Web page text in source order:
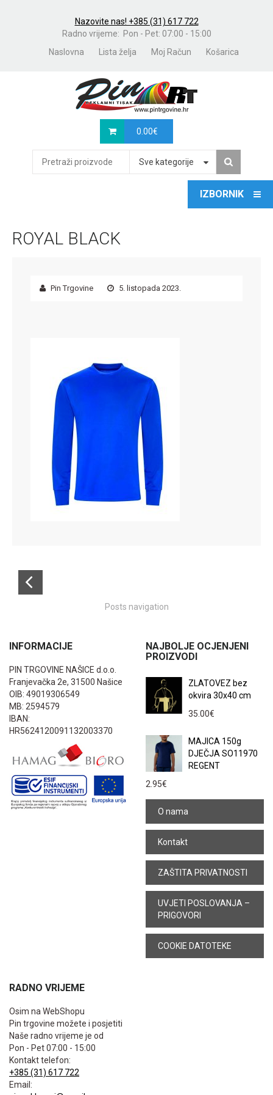
Nazovite nas! +385 (31) 617 722
Radno vrijeme: Pon - Pet: 07:00 - 15:00
Naslovna
Lista želja Moj Račun Košarica
0.00€
Sve kategorije
ROYAL BLACK
Pin Trgovine 5. listopada 2023.
Posts navigation
INFORMACIJE
PIN TRGOVINE NAŠICE d.o.o.
Franjevačka 2e, 31500 Našice
OIB: 49019306549
MB: 2594579
IBAN:
HR5624120091132003370
NAJBOLJE OCJENJENI
PROIZVODI
ZLATOVEZ bez
okvira 30x40 cm
35.00€
MAJICA 150g
DJEČJA SO11970
REGENT
2.95€
O nama
Kontakt
ZAŠTITA PRIVATNOSTI
UVJETI POSLOVANJA –
PRIGOVORI
COOKIE DATOTEKE
RADNO VRIJEME
Osim na WebShopu
Pin trgovine možete i posjetiti
Naše radno vrijeme je od
Pon - Pet 07:00 - 15:00
Kontakt telefon:
+385 (31) 617 722
Email: